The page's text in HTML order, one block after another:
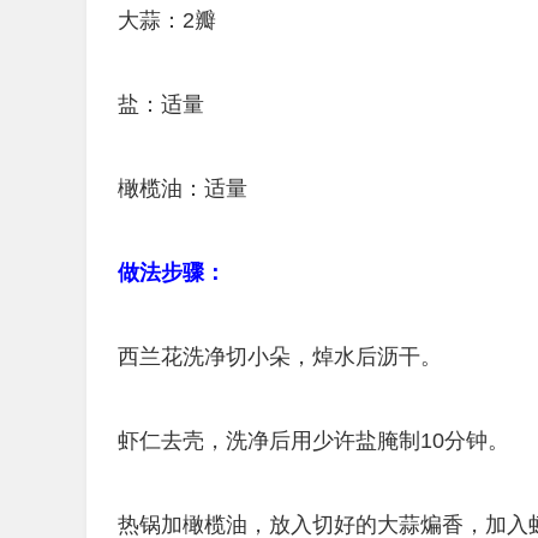
大蒜：2瓣
盐：适量
橄榄油：适量
做法步骤：
西兰花洗净切小朵，焯水后沥干。
虾仁去壳，洗净后用少许盐腌制10分钟。
热锅加橄榄油，放入切好的大蒜煸香，加入